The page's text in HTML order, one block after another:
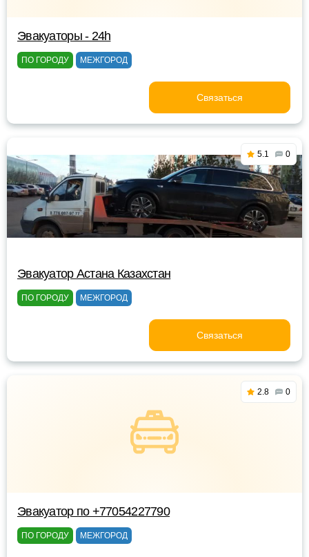
Эвакуаторы - 24h
ПО ГОРОДУ МЕЖГОРОД
Связаться
5.1 0
Эвакуатор Астана Казахстан
ПО ГОРОДУ МЕЖГОРОД
Связаться
2.8 0
Эвакуатор по +77054227790
ПО ГОРОДУ МЕЖГОРОД